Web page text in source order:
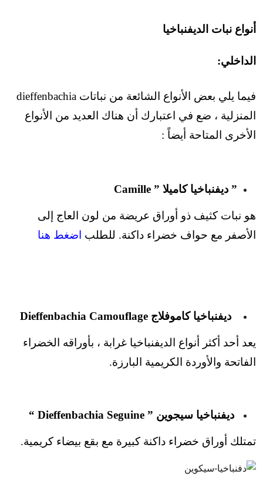
أنواع نبات الديفنباخيا
الداخلي:
فيما يلي بعض الأنواع الشائعة من نباتات dieffenbachia
المنزلية ، ضع في اعتبارك أن هناك العديد من الأنواع
الأخرى المتاحة أيضاً :
” ديفنباخيا كاميلا ” Camille
هو نبات كثيف ذو أوراق عريضة من لون العاج إلى
الأصفر مع حواف خضراء داكنة. للطلب اضغط هنا
ديفنباخيا كاموفلاج Dieffenbachia Camouflage
يعد أحد أكثر أنواع الديفنباخيا غرابة ، بأوراقه الخضراء
الفاتحة والأوردة الكريمية البارزة.
ديفنباخيا سيجوين ” Dieffenbachia Seguine “
تمتلك أوراق خضراء داكنة كبيرة مع بقع بيضاء كريمية.